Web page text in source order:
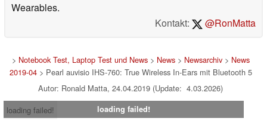
Wearables.
Kontakt:
@RonMatta
> Notebook Test, Laptop Test und News> News> Newsarchiv> News
2019-04> Pearl auvisio IHS-760: True Wireless In-Ears mit Bluetooth 5
Autor: Ronald Matta, 24.04.2019 (Update: 4.03.2026)
loading failed!
loading failed!